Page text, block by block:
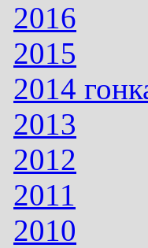
2016
2015
2014
2013
2012
2011
2010